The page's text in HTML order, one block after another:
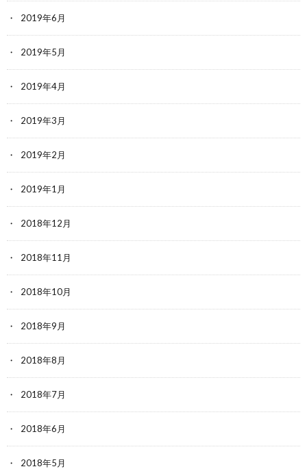
2019年6月
2019年5月
2019年4月
2019年3月
2019年2月
2019年1月
2018年12月
2018年11月
2018年10月
2018年9月
2018年8月
2018年7月
2018年6月
2018年5月